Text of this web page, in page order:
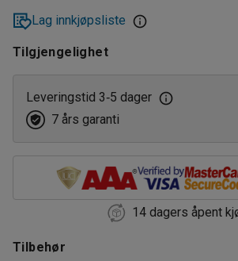
Lag innkjøpsliste
Tilgjengelighet
Leveringstid 3‑5 dager
7 års garanti
14 dagers åpent
Tilbehør